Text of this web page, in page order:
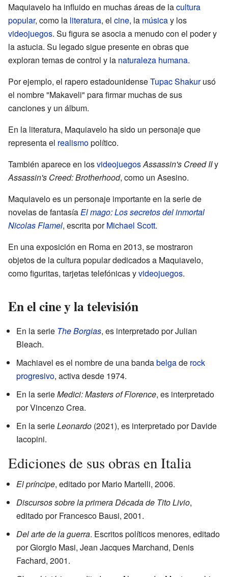
Maquiavelo ha influido en muchas áreas de lacultura
popular, como la literatura, el cine, la músicay los
videojuegos. Su figura se asocia a menudo con el poder y
la astucia. Su legado sigue presente en obras que
exploran temas de control y la naturaleza humana.
Por ejemplo, el rapero estadounidenseTupac Shakurusó
el nombre "Makaveli" para firmar muchas de sus
canciones y un álbum.
En la literatura, Maquiavelo ha sido un personaje que
representa el realismopolítico.
También aparece en losvideojuegosAssassin's Creed IIy
Assassin's Creed: Brotherhood, como un Asesino.
Maquiavelo es un personaje importante en la serie de
novelas de fantasíaEl mago: Los secretos del inmortal
Nicolas Flamel, escrita porMichael Scott.
En una exposición en Roma en 2013, se mostraron
objetos de la cultura popular dedicados a Maquiavelo,
como figuritas, tarjetas telefónicas yvideojuegos.
En el cine y la televisión
En la serie The Borgias, es interpretado por Julian
Bleach.
Machiavel es el nombre de una bandabelgade rock
progresivo, activa desde 1974.
En la serieMedici: Masters of Florence, es interpretado
por Vincenzo Crea.
En la serieLeonardo (2021), es interpretado por Davide
Iacopini.
Ediciones de sus obras en Italia
El príncipe, editado por Mario Martelli, 2006.
Discursos sobre la primera Década de Tito Livio,
editado por Francesco Bausi, 2001.
Del arte de la guerra. Escritos políticos menores, editado
por Giorgio Masi, Jean Jacques Marchand, Denis
Fachard, 2001.